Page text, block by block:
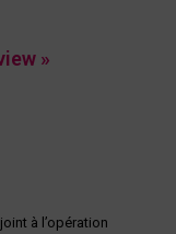
»
à l’opération